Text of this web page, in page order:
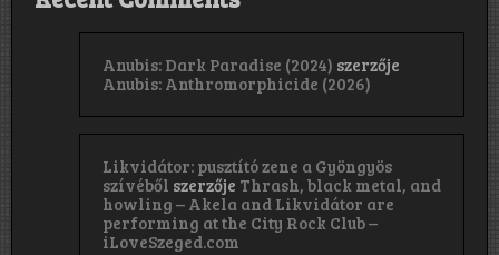
Anubis: Dark Paradise (2024) szerzője
Anubis: Anthromorphicide (2026)
Likvidátor: pusztító zene a Gyöngyös
szívéből szerzője Thrash, black metal, and
howling – Akela and Likvidátor are
performing at the City Rock Club –
iLoveSzeged.com